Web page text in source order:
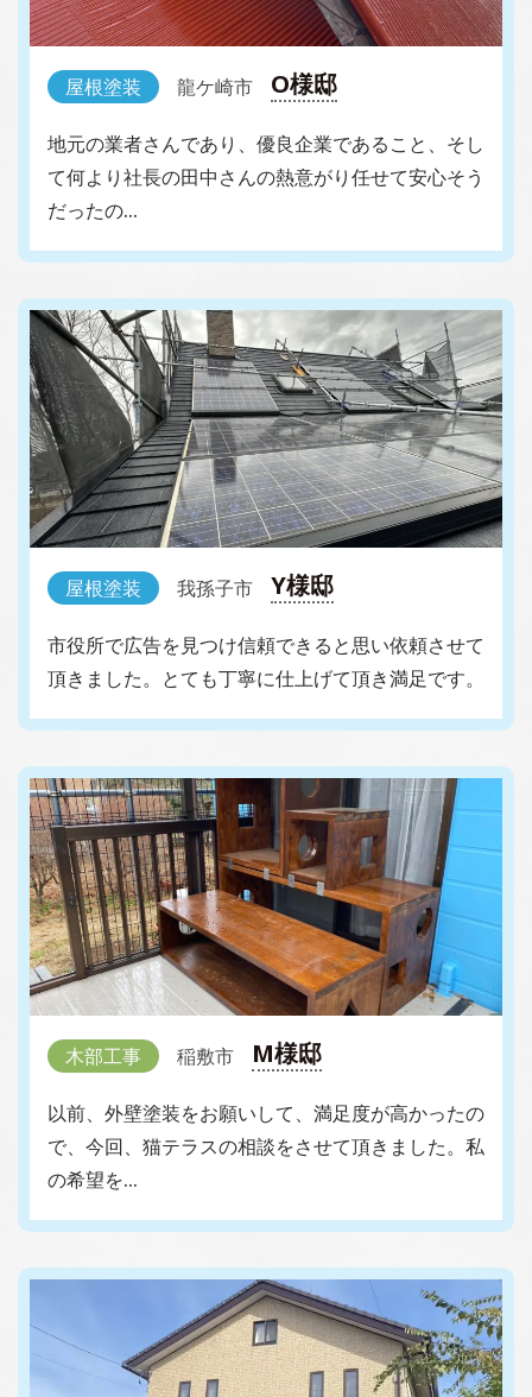
屋根塗装 龍ケ崎市 O様邸
地元の業者さんであり、優良企業であること、そし
て何より社長の田中さんの熱意がり任せて安心そう
だったの…
屋根塗装 我孫子市 Y様邸
市役所で広告を見つけ信頼できると思い依頼させて
頂きました。とても丁寧に仕上げて頂き満足です。
木部工事 稲敷市 M様邸
以前、外壁塗装をお願いして、満足度が高かったの
で、今回、猫テラスの相談をさせて頂きました。私
の希望を…